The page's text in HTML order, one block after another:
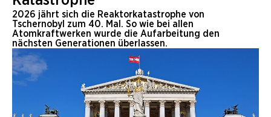
2026 jährt sich die Reaktorkatastrophe von
Tschernobyl zum 40. Mal. So wie bei allen
Atomkraftwerken wurde die Aufarbeitung den
nächsten Generationen überlassen.